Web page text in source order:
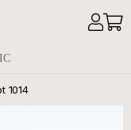
1014